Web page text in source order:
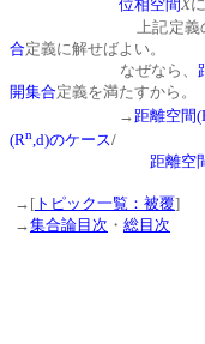
位相空間
上記定義のなか
合定義に解せばよい。
なぜなら、
開集合定義を満たすから。
→ 距離空間
(Rn,d)のケース/
距離空
→[ トピック一覧：被覆]
→集合論目次 ・ 総目次